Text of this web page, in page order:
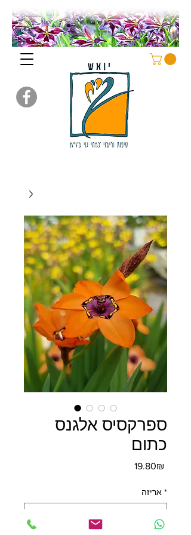
ספרקסיס אלגנס
כתום
‏19.80 ‏₪
אריזה *